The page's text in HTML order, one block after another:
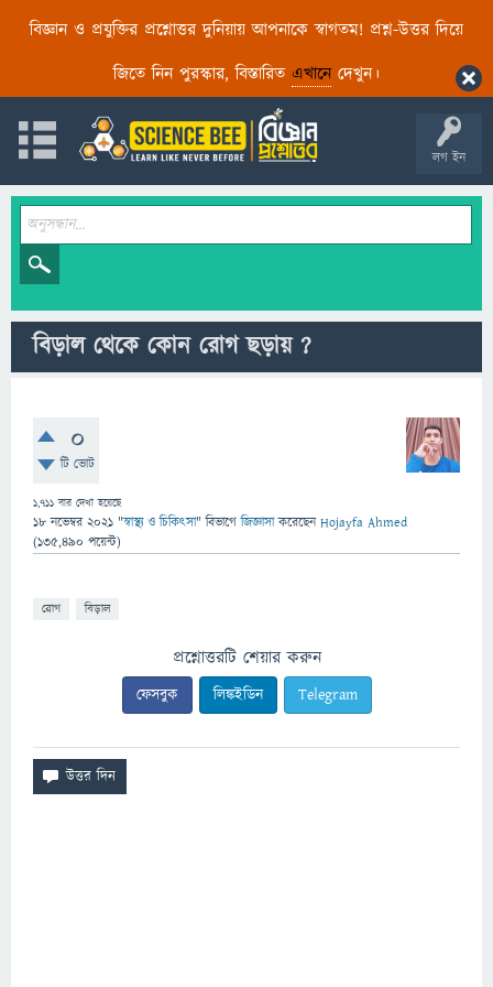
বিজ্ঞান ও প্রযুক্তির প্রশ্নোত্তর দুনিয়ায় আপনাকে স্বাগতম! প্রশ্ন-উত্তর দিয়ে
জিতে নিন পুরস্কার, বিস্তারিত এখানেদেখুন।
লগ ইন
বিড়াল থেকে কোন রোগ ছড়ায় ?
0
টি ভোট
1,711 বার দেখা হয়েছে
18 নভেম্বর 2021 "স্বাস্থ্য ও চিকিৎসা" বিভাগে জিজ্ঞাসাকরেছেনHojayfa Ahmed
(135,490 পয়েন্ট)
রোগ বিড়াল
প্রশ্নোত্তরটি শেয়ার করুন
ফেসবুক লিঙ্কইডিন Telegram